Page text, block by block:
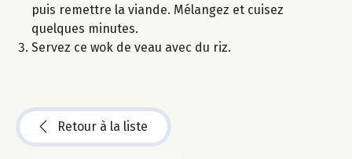
puis remettre la viande. Mélangez et cuisez
quelques minutes.
Servez ce wok de veau avec du riz.
Retour à la liste